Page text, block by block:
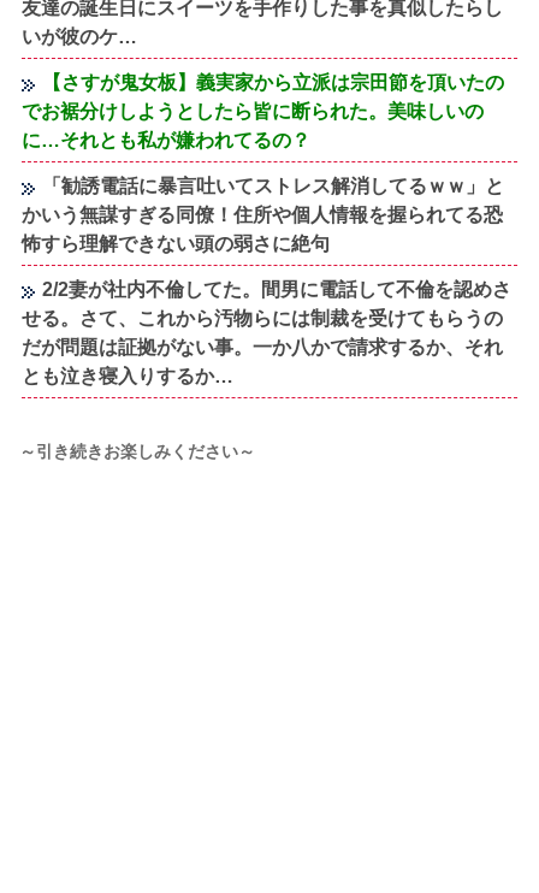
友達の誕生日にスイーツを手作りした事を真似したらし
いが彼のケ…
【さすが鬼女板】義実家から立派は宗田節を頂いたの
でお裾分けしようとしたら皆に断られた。美味しいの
に…それとも私が嫌われてるの？
「勧誘電話に暴言吐いてストレス解消してるｗｗ」と
かいう無謀すぎる同僚！住所や個人情報を握られてる恐
怖すら理解できない頭の弱さに絶句
2/2妻が社内不倫してた。間男に電話して不倫を認めさ
せる。さて、これから汚物らには制裁を受けてもらうの
だが問題は証拠がない事。一か八かで請求するか、それ
とも泣き寝入りするか…
～引き続きお楽しみください～